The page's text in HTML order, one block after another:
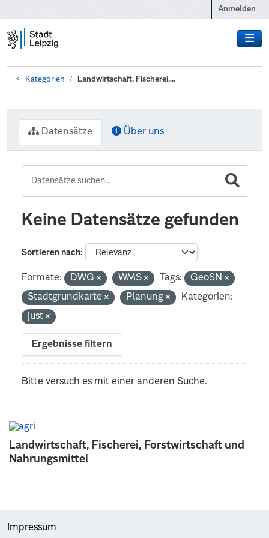
Anmelden
Kategorien Landwirtschaft, Fischerei,...
Landwirtschaft, Fischerei, Forstwirtschaft und
Nahrungsmittel
Datensätze Über uns
Keine Datensätze gefunden
Sortieren nach
Formate: DWG WMS Tags:
GeoSN
Stadtgrundkarte
Planung
Kategorien:
just
Ergebnisse filtern
Bitte versuch es mit einer anderen Suche.
Impressum